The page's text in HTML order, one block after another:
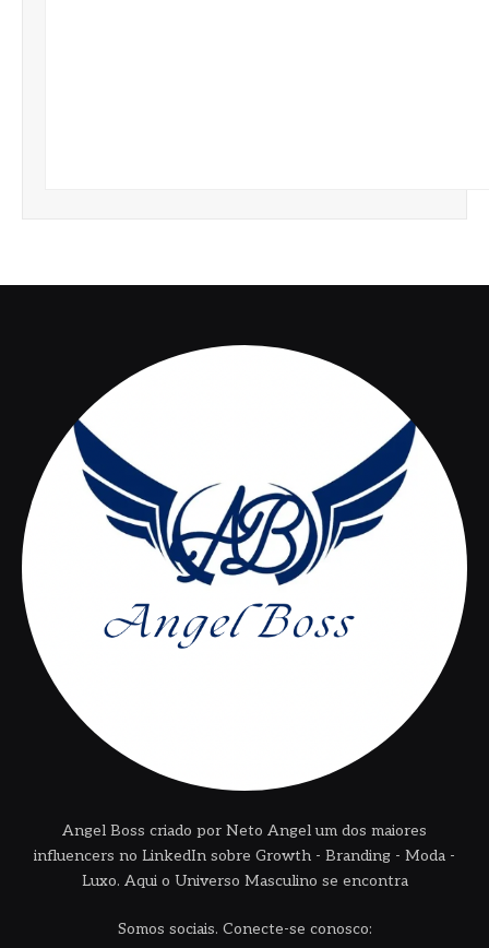
Angel Boss criado por Neto Angel um dos maiores
influencers no LinkedIn sobre Growth - Branding - Moda -
Luxo. Aqui o Universo Masculino se encontra
Somos sociais. Conecte-se conosco: